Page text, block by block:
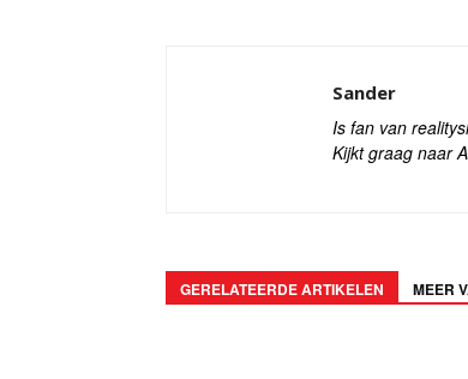
Sander
Is fan van
Kijkt graag naar
GERELATEERDE ARTIKELEN MEER